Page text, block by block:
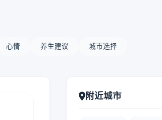
心情 养生建议 城市选择
附近城市